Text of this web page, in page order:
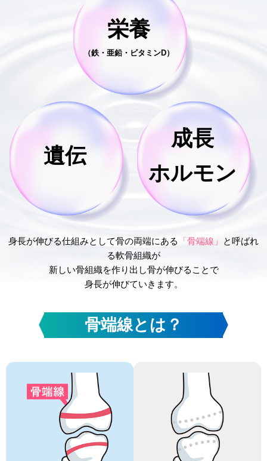
栄養
（鉄・亜鉛・ビタミンD）
遺伝
成長
ホルモン
身長が伸びる仕組みとして骨の両端にある 「骨端線」
と呼ばれ
る軟骨組織が
新しい骨組織を作り出し骨が伸びることで
身長が伸びていきます。
骨端線とは？